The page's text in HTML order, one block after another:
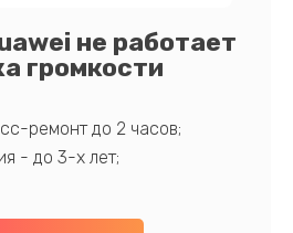
не работает
громкости
ремонт до 2 часов;
- до 3-х лет;